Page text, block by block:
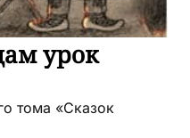
урок
тома «Сказок